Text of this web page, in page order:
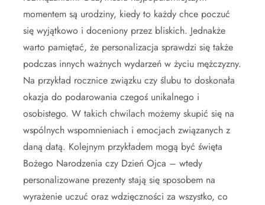
momentem są urodziny, kiedy to każdy chce poczuć
się wyjątkowo i doceniony przez bliskich. Jednakże
warto pamiętać, że personalizacja sprawdzi się także
podczas innych ważnych wydarzeń w życiu mężczyzny.
Na przykład rocznice związku czy ślubu to doskonała
okazja do podarowania czegoś unikalnego i
osobistego. W takich chwilach możemy skupić się na
wspólnych wspomnieniach i emocjach związanych z
daną datą. Kolejnym przykładem mogą być święta
Bożego Narodzenia czy Dzień Ojca – wtedy
personalizowane prezenty stają się sposobem na
wyrażenie uczuć oraz wdzięczności za wszystko, co